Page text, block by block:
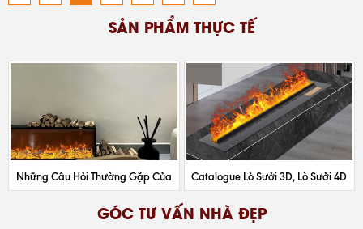
SẢN PHẨM THỰC TẾ
Những Câu Hỏi Thường Gặp Của
Khách Hàng Khi Mua Lò Sưởi 3D,
4D
Catalogue Lò Sưởi 3D, Lò Sưởi 4D
Model Mới Nhất 2025
GÓC TƯ VẤN NHÀ ĐẸP